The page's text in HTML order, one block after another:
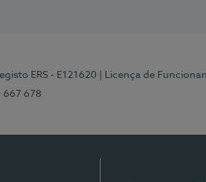
ERS - E121620
| Licença de
667 678